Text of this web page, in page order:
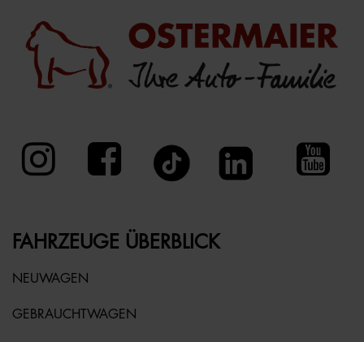
FAHRZEUGE ÜBERBLICK
NEUWAGEN
GEBRAUCHTWAGEN